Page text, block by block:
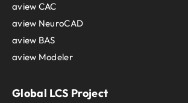
aview CAC
aview NeuroCAD
aview BAS
aview Modeler
Global LCS Project